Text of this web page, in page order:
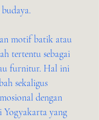
motif batik atau
tertentu sebagai
furnitur. Hal ini
sekaligus
dengan
Yogyakarta yang